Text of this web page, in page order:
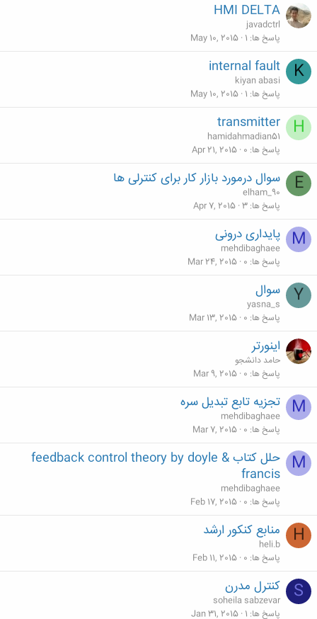
HMI DELTA
javadctrl
پاسخ ها 1
May 10, 2015
K
internal fault
kiyan abasi
پاسخ ها 1
May 10, 2015
H
transmitter
hamidahmadian51
پاسخ ها 0
Apr 21, 2015
E سوال درمورد بازار کار برای کنترلی ها
elham_90
پاسخ ها 3
Apr 7, 2015
M پایداری درونی
mehdibaghaee
پاسخ ها 0
Mar 24, 2015
Y سوال
yasna_s
پاسخ ها 0
Mar 13, 2015
اینورتر
حامد دانشجو
پاسخ ها 0
Mar 9, 2015
M تجزیه تابع تبدیل سره
mehdibaghaee
پاسخ ها 0
Mar 7, 2015
M
حلل کتاب feedback control theory by doyle &
francis
mehdibaghaee
پاسخ ها 0
Feb 17, 2015
H منابع کنکور ارشد
heli.b
پاسخ ها 0
Feb 11, 2015
S کنترل مدرن
soheila sabzevar
پاسخ ها 1
Jan 31, 2015